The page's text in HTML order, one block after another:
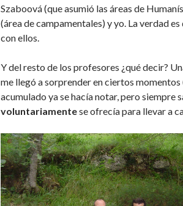
Szaboová (que asumió las áreas de
(área de campamentales) y yo. La verdad
con ellos.
Y del resto de los profesores ¿qué decir?
me llegó a sorprender en ciertos momentos
acumulado ya se hacía notar, pero siempre
voluntariamentese ofrecía para llevar a